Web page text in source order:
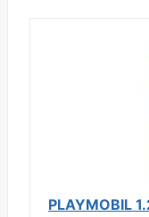
PLAYMOBIL